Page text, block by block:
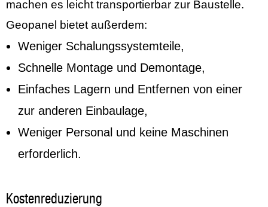
machen es leicht transportierbar zur Baustelle.
Geopanel bietet außerdem:
Weniger Schalungssystemteile,
Schnelle Montage und Demontage,
Einfaches Lagern und Entfernen von einer
zur anderen Einbaulage,
Weniger Personal und keine Maschinen
erforderlich.
Kostenreduzierung